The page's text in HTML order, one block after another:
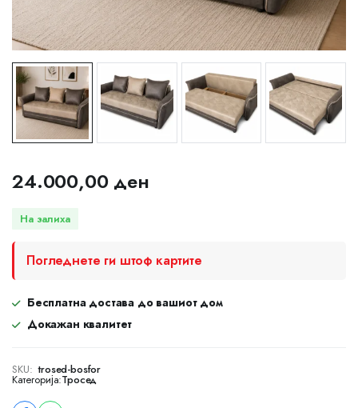
24.000,00 ден
На залиха
Погледнете ги штоф картите
Бесплатна достава до вашиот дом
Докажан квалитет
SKU: trosed-bosfor
Категорија:Тросед